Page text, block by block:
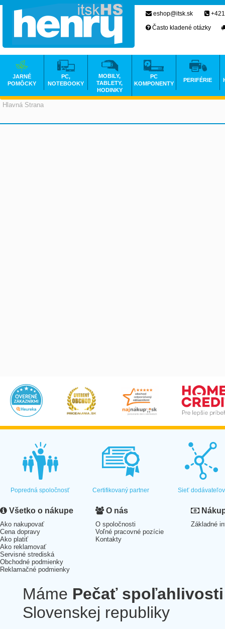
Hlavná Strana
eshop@itsk.sk
Často kladené otázky
JARNÉ
POMÔCKY
PC,
NOTEBOOKY
MOBILY,
TABLETY,
HODINKY
PC
KOMPONENTY
PERIFÉRIE
Popredná spoločnosť Certifikovaný partner Sieť dodávateľov
Všetko o nákupe
Ako nakupovať
Cena dopravy
Ako platiť
Ako reklamovať
Servisné strediská
Obchodné podmienky
Reklamačné podmienky
O nás
O spoločnosti
Voľné pracovné pozície
Kontakty
Základné
Máme Pečať spoľahlivosti
Slovenskej republiky